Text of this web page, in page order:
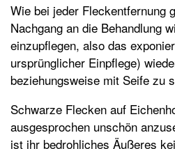
Wie bei jeder Fleckentfernung
Nachgang an die Behandlung
einzupflegen, also das
ursprünglicher Einpflege)
beziehungsweise mit Seife zu
Schwarze Flecken auf
ausgesprochen unschön
ist ihr bedrohliches Äußeres